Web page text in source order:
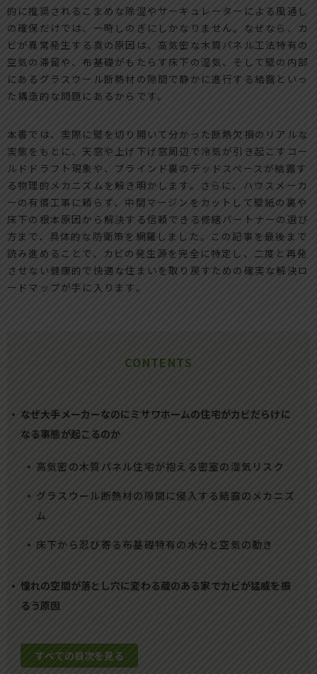
的に推奨されるこまめな除湿やサーキュレーターによる風通し
の確保だけでは、一時しのぎにしかなりません。なぜなら、カ
ビが異常発生する真の原因は、高気密な木質パネル工法特有の
空気の滞留や、布基礎がもたらす床下の湿気、そして壁の内部
にあるグラスウール断熱材の隙間で静かに進行する結露といっ
た構造的な問題にあるからです。
本書では、実際に壁を切り開いて分かった断熱欠損のリアルな
実態をもとに、天窓や上げ下げ窓周辺で冷気が引き起こすコー
ルドドラフト現象や、ブラインド裏のデッドスペースが結露す
る物理的メカニズムを解き明かします。さらに、ハウスメーカ
ーの有償工事に頼らず、中間マージンをカットして壁紙の裏や
床下の根本原因から解決する信頼できる修繕パートナーの選び
方まで、具体的な防衛策を網羅しました。この記事を最後まで
読み進めることで、カビの発生源を完全に特定し、二度と再発
させない健康的で快適な住まいを取り戻すための確実な解決ロ
ードマップが手に入ります。
CONTENTS
なぜ大手メーカーなのにミサワホームの住宅がカビだらけに
なる事態が起こるのか
高気密の木質パネル住宅が抱える密室の湿気リスク
グラスウール断熱材の隙間に侵入する結露のメカニズ
ム
床下から忍び寄る布基礎特有の水分と空気の動き
憧れの空間が落とし穴に変わる蔵のある家でカビが猛威を振
るう原因
すべての目次を見る